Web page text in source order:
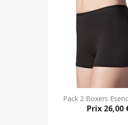
Pack 2 Boxers
Prix 26,00